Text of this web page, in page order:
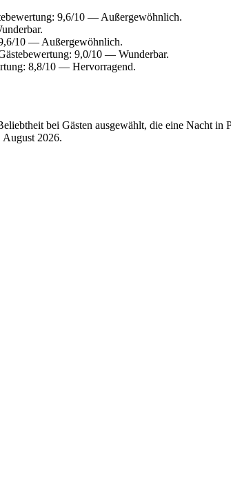
9,6/10 — Außergewöhnlich.
10 — Außergewöhnlich.
9,0/10 — Wunderbar.
8,8/10 — Hervorragend.
bei Gästen ausgewählt, die eine Nacht in
August 2026.